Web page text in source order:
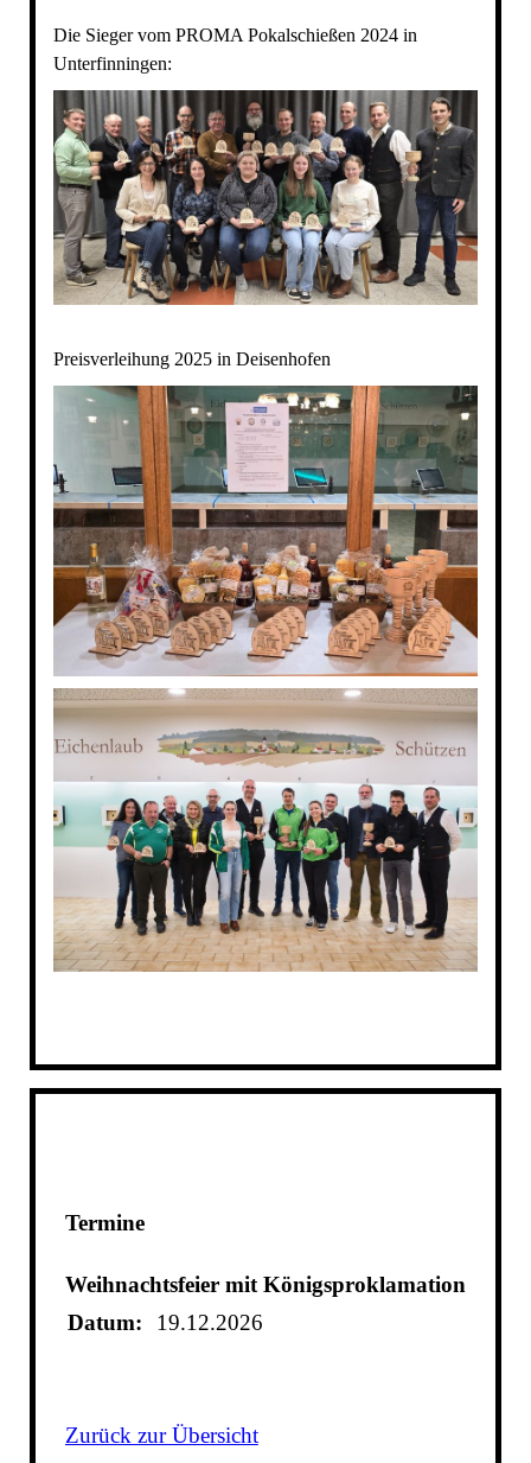
Die Sieger vom PROMA Pokalschießen 2024 in
Unterfinningen:
Preisverleihung 2025 in Deisenhofen
Termine
Weihnachtsfeier mit Königsproklamation
Datum:
19.12.2026
Zurück zur Übersicht